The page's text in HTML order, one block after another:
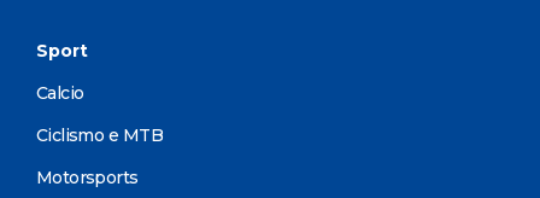
Sport
Calcio
Ciclismo e MTB
Motorsports